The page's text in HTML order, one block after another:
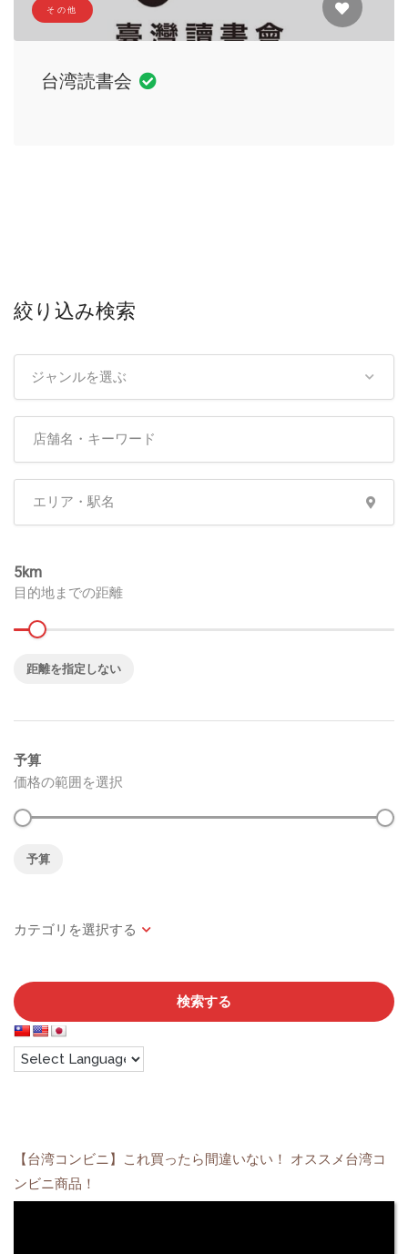
その他
台湾読書会
絞り込み検索
ジャンルを選ぶ
5
目的地までの距離
距離を指定しない
予算
価格の範囲を選択
予算
検索する
【台湾コンビニ】これ買ったら間違いない！ オススメ台湾コ
ンビニ商品！